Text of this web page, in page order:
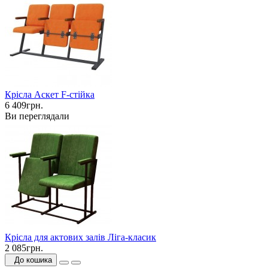
Крісла Аскет F-стійка
6 409грн.
Ви переглядали
Крісла для актових залів Ліга-класик
2 085грн.
До кошика